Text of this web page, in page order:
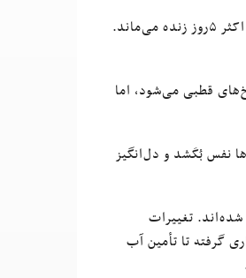
آب، ضامن حیات بشر و کره‌‌ زمین است؛ آن‌گونه که در صورت عدم موجودیت آن انسان حد اقل ۳روز و حد اکثر ۵روز زنده می‌ماند.
قطبی می‌شود، اما
نفس بُکَشد و دل‌انگیز
تغییرات
گرفته تا تأمین آب